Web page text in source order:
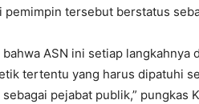
pemimpin tersebut berstatus
bahwa ASN ini setiap
tertentu yang harus dipatuhi
pejabat publik,” pungkas